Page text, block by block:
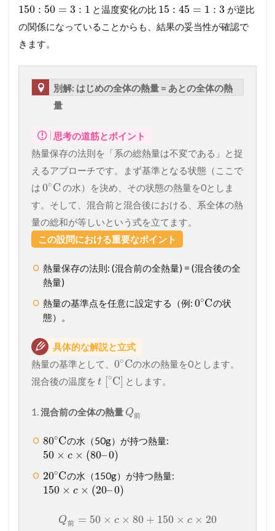
150 : 50 = 3 : 1 と温度変化の比 15 : 45 = 1 : 3 が逆比
の関係になっていることからも、結果の妥当性が確認で
きます。
別解: はじめの全体の熱量 = あとの全体の熱
量
思考の道筋とポイント
熱量保存の法則を「系の総熱量は不変である」と捉
えるアプローチです。まず基準となる状態（ここで
は 0∘ C の水）を決め、その状態の熱量を0としま
す。そして、混合前と混合後における、系全体の熱
量の総和が等しいという式を立てます。
この設問における重要なポイント
熱量保存の法則: (混合前の全熱量) = (混合後の全
熱量)
熱量の基準点を任意に設定する（例: 0∘Cの状
態）。
具体的な解説と立式
熱量の基準として、 0∘ Cの水の熱量を0とします。
混合後の温度を t ∘C] とします。
1.混合前の全体の熱量 Q前
80∘Cの水（50g）が持つ熱量:
50 × c × (80–0)
20∘Cの水（150g）が持つ熱量:
150 × c × (20–0)
Q前 = 50 × c × 80 + 150 × c × 20